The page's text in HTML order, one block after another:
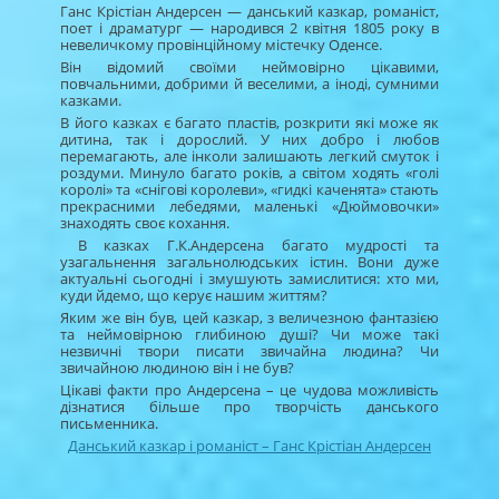
Ганс Крістіан Андерсен — данський казкар, романіст,
поет і драматург — народився 2 квітня 1805 року в
невеличкому провінційному містечку Оденсе.
Він відомий своїми неймовірно цікавими,
повчальними, добрими й веселими, а іноді, сумними
казками.
В його казках є багато пластів, розкрити які може як
дитина, так і дорослий. У них добро і любов
перемагають, але інколи залишають легкий смуток і
роздуми. Минуло багато років, а світом ходять «голі
королі» та «снігові королеви», «гидкі каченята» стають
прекрасними лебедями, маленькі «Дюймовочки»
знаходять своє кохання.
В казках Г.К.Андерсена багато мудрості та
узагальнення загальнолюдських істин. Вони дуже
актуальні сьогодні і змушують замислитися: хто ми,
куди йдемо, що керує нашим життям?
Яким же він був, цей казкар, з величезною фантазією
та неймовірною глибиною душі? Чи може такі
незвичні твори писати звичайна людина? Чи
звичайною людиною він і не був?
Цікаві факти про Андерсена – це чудова можливість
дізнатися більше про творчість данського
письменника.
Данський казкар і романіст – Ганс Крістіан Андерсен